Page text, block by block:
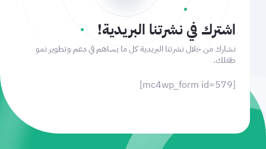
اشترك في نشرتنا البريدية!
نشارك من خلال نشرتنا البريدية كل ما يساهم في دعم وتطوير نمو
طفلك.
[mc4wp_form id=579]